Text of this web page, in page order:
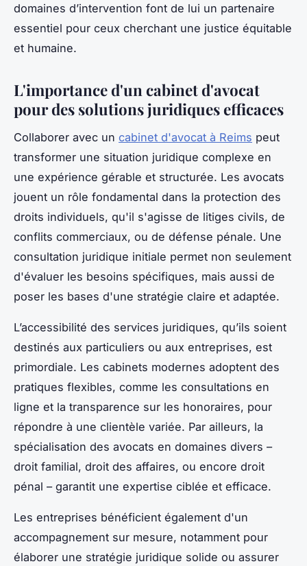
domaines d’intervention font de lui un partenaire
essentiel pour ceux cherchant une justice équitable
et humaine.
L'importance d'un cabinet d'avocat
pour des solutions juridiques efficaces
Collaborer avec un cabinet d'avocat à Reims peut
transformer une situation juridique complexe en
une expérience gérable et structurée. Les avocats
jouent un rôle fondamental dans la protection des
droits individuels, qu'il s'agisse de litiges civils, de
conflits commerciaux, ou de défense pénale. Une
consultation juridique initiale permet non seulement
d'évaluer les besoins spécifiques, mais aussi de
poser les bases d'une stratégie claire et adaptée.
L’accessibilité des services juridiques, qu’ils soient
destinés aux particuliers ou aux entreprises, est
primordiale. Les cabinets modernes adoptent des
pratiques flexibles, comme les consultations en
ligne et la transparence sur les honoraires, pour
répondre à une clientèle variée. Par ailleurs, la
spécialisation des avocats en domaines divers –
droit familial, droit des affaires, ou encore droit
pénal – garantit une expertise ciblée et efficace.
Les entreprises bénéficient également d'un
accompagnement sur mesure, notamment pour
élaborer une stratégie juridique solide ou assurer